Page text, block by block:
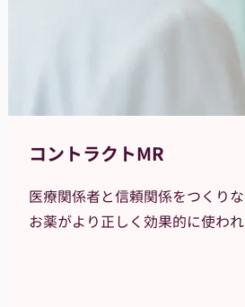
コントラクトMR
医療関係者と信頼関係をつくり
お薬がより正しく効果的に使わ